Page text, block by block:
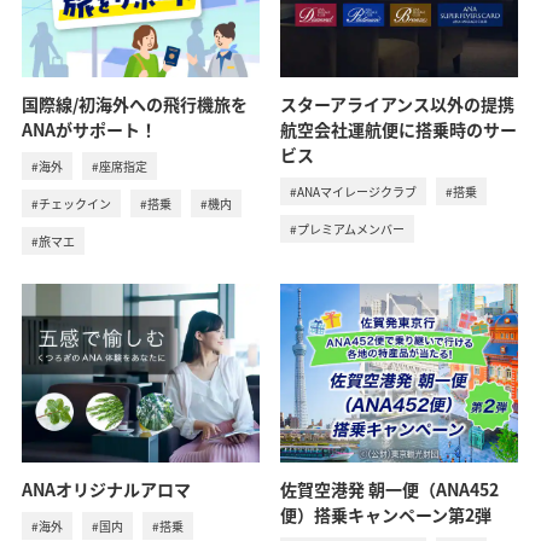
国際線/初海外への飛行機旅を
ANAがサポート！
#海外 #座席指定
#チェックイン #搭乗 #機内
#旅マエ
スターアライアンス以外の提携
航空会社運航便に搭乗時のサー
ビス
#ANAマイレージクラブ #搭乗
#プレミアムメンバー
ANAオリジナルアロマ
#海外 #国内 #搭乗
佐賀空港発 朝一便（ANA452
便）搭乗キャンペーン第2弾